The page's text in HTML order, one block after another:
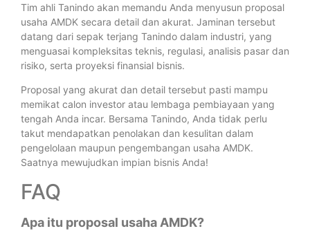
Tim ahli Tanindo akan memandu Anda menyusun proposal
usaha AMDK secara detail dan akurat. Jaminan tersebut
datang dari sepak terjang Tanindo dalam industri, yang
menguasai kompleksitas teknis, regulasi, analisis pasar dan
risiko, serta proyeksi finansial bisnis.
Proposal yang akurat dan detail tersebut pasti mampu
memikat calon investor atau lembaga pembiayaan yang
tengah Anda incar. Bersama Tanindo, Anda tidak perlu
takut mendapatkan penolakan dan kesulitan dalam
pengelolaan maupun pengembangan usaha AMDK.
Saatnya mewujudkan impian bisnis Anda!
FAQ
Apa itu proposal usaha AMDK?